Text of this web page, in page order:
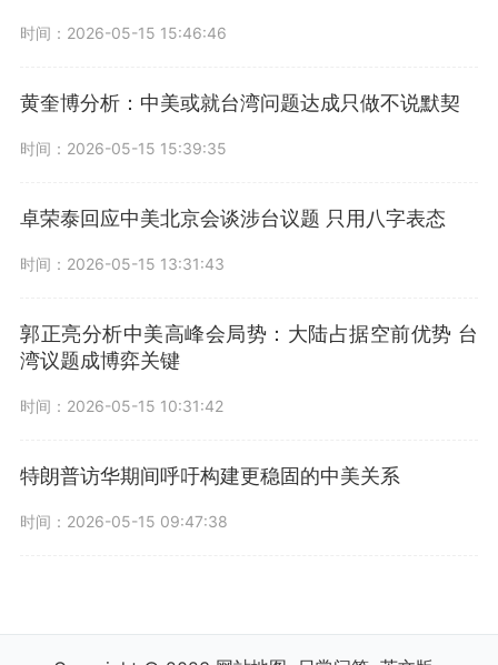
时间：2026-05-15 15:46:46
黄奎博分析：中美或就台湾问题达成只做不说默契
时间：2026-05-15 15:39:35
卓荣泰回应中美北京会谈涉台议题 只用八字表态
时间：2026-05-15 13:31:43
郭正亮分析中美高峰会局势：大陆占据空前优势 台
湾议题成博弈关键
时间：2026-05-15 10:31:42
特朗普访华期间呼吁构建更稳固的中美关系
时间：2026-05-15 09:47:38